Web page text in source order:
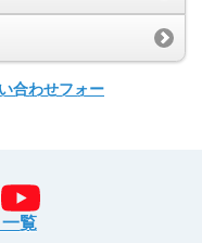
い合わせフォー
覧